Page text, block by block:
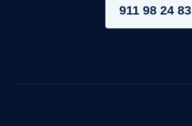
911 98 24 83